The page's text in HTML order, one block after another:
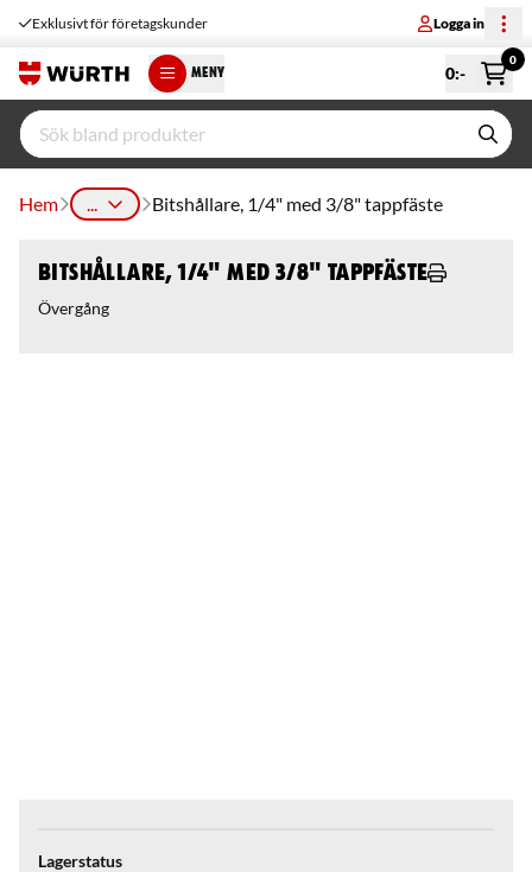
Exklusivt för företagskunder Logga in
MENY 0:-
0
Hem ... Bitshållare, 1/4" med 3/8" tappfäste
Bitshållare, 1/4" med 3/8" tappfäste
Övergång
Lagerstatus